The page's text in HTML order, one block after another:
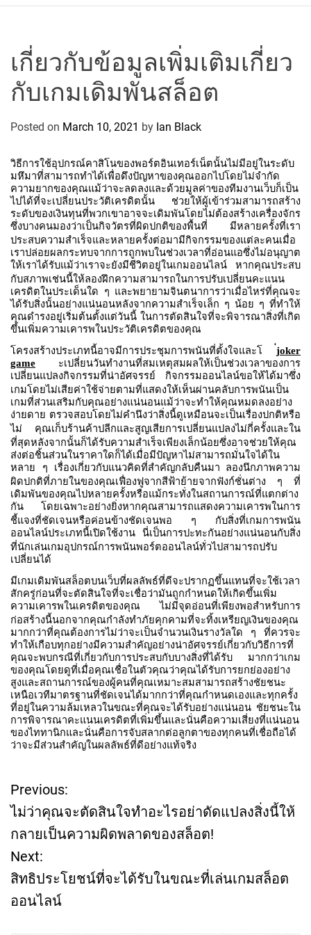
o
l
C
c
l
i
n
g
T
e
a
m
เกี่ยวกับข้อมูลเพิ่มเติมเกี่ยว
กับเกมเดิมพันสล็อต
Posted on March 10, 2021 by Ian Black
วิธีการใช้อุปกรณ์คาสิโนของพอร์ตอินเทอร์เน็ตนั้นไม่มีอยู่ในระดับ
มหึมาที่สามารถทำได้เพื่อดึงปัญหาของคุณออกไปโดยไม่จำกัด
ความยากของคุณแม้ว่าจะลดลงและด้วยมูลค่าของทีมงานเว็บก็เป็น
ไปได้ที่จะเปลี่ยนประวัติเครดิตนั้น
ช่วยให้ผู้เข้าร่วมสามารถสร้าง
ระดับของเงินทุนที่พวกเขาอาจจะเดิมพันโดยไม่ต้องสร้างเครื่องจักร
ซึ่งบางคนมองว่าเป็นกิจวัตรที่ผิดปกติของพื้นที่
มีหลายครั้งที่เรา
ประสบความสำเร็จและหลายครั้งต่อมามีกิจกรรมของแต่ละคนเมื่อ
เราปล่อยผลกระทบจากการถูกพบในช่วงเวลาที่อ่อนแอซึ่งไม่อนุญาต
ให้เราได้รับแม้ว่าเราจะยังมีชีวิตอยู่ในเกมออนไลน์
หากคุณประสบ
กับสภาพเช่นนี้ให้ลองฝึกความสามารถในการปรับเปลี่ยนคะแนน
เครดิตในประเด็นใด
ๆ และพยายามจินตนาการว่าเมื่อไหร่ที่คุณจะ
ได้รับสิ่งนั้นอย่างแน่นอนหลังจากความสำเร็จเล็ก ๆ น้อย ๆ ที่ทำให้
คุณดำรงอยู่เริ่มต้นตั้งแต่วันนี้ ในการตัดสินใจที่จะพิจารณาสิ่งที่เกิด
ขึ้นเพิ่มความเคารพในประวัติเครดิตของคุณ
โครงสร้างประเภทนี้อาจมีการประชุมการพนันที่ตั้งใจและโ ่joker
game ะเปลี่ยนวันทำงานที่สมเหตุสมผลให้เป็นช่วงเวลาของการ
เปลี่ยนแปลงกิจกรรมที่น่าอัศจรรย์
กิจกรรมออนไลน์ขอให้ได้มาซึ่ง
เกมโดยไม่เสียค่าใช้จ่ายตามที่แสดงให้เห็นผ่านคลับการพนันเป็น
เกมที่ส่วนเสริมกับคุณอย่างแน่นอนแม้ว่าจะทำให้คุณหมดลงอย่าง
ง่ายดาย ตรวจสอบโดยไม่คำนึงว่าสิ่งนี้ดูเหมือนจะเป็นเรื่องปกติหรือ
ไม่
คุณเก็บร้านค้าปลีกและสูญเสียการเปลี่ยนแปลงไม่กี่ครั้งและใน
ที่สุดหลังจากนั้นก็ได้รับความสำเร็จเพียงเล็กน้อยซึ่งอาจช่วยให้คุณ
ส่งต่อชิ้นส่วนในราคาใดก็ได้เมื่อมีปัญหาไม่สามารถมั่นใจได้ใน
หลาย
ๆ เรื่องเกี่ยวกับแนวคิดที่สำคัญกลับคืนมา
ลองนึกภาพความ
ผิดปกติที่ภายในของคุณเฟื่องฟูจากสีฟ้าย้ายจากฟังก์ชั่นต่าง
ๆ
ที่
เดิมพันของคุณไปหลายครั้งหรือแม้กระทั่งในสถานการณ์ที่แตกต่าง
กัน
โดยเฉพาะอย่างยิ่งหากคุณสามารถแสดงความเคารพในการ
ชี้แจงที่ชัดเจนหรือค่อนข้างชัดเจนพอ
ๆ
กับสิ่งที่เกมการพนัน
ออนไลน์ประเภทนี้เปิดใช้งาน
นี่เป็นการปะทะกันอย่างแน่นอนกับสิ่ง
ที่นักเล่นเกมอุปกรณ์การพนันพอร์ตออนไลน์ทั่วไปสามารถปรับ
เปลี่ยนได้
มีเกมเดิมพันสล็อตบนเว็บที่ผลลัพธ์ที่ดีจะปรากฏขึ้นแทนที่จะใช้เวลา
สักครู่ก่อนที่จะตัดสินใจที่จะเชื่อว่ามันถูกกำหนดให้เกิดขึ้นเพิ่ม
ความเคารพในเครดิตของคุณ
ไม่มีจุดอ่อนที่เพียงพอสำหรับการ
ก่อสร้างนี้นอกจากคุณกำลังทำภัยคุกคามที่จะทิ้งเหรียญเงินของคุณ
มากกว่าที่คุณต้องการไม่ว่าจะเป็นจำนวนเงินรางวัลใด
ๆ
ที่ควรจะ
ทำให้เกือบทุกอย่างมีความสำคัญอย่างน่าอัศจรรย์เกี่ยวกับวิธีการที่
คุณจะพบกรณีที่เกี่ยวกับการประสบกับบางสิ่งที่ได้รับ
มากกว่าเกม
ของคุณโดยดูที่เมื่อคุณเชื่อในตัวคุณว่าคุณได้รับการยกย่องอย่าง
สูงและสถานการณ์ของผู้คนที่คุณเหมาะสมสามารถสร้างชัยชนะ
เหนือเวทีมาตรฐานที่ชัดเจนได้มากกว่าที่คุณกำหนดเองและทุกครั้ง
ที่อยู่ในความล้มเหลวในขณะที่คุณจะได้รับอย่างแน่นอน ชัยชนะใน
การพิจารณาคะแนนเครดิตที่เพิ่มขึ้นและนั่นคือความเสี่ยงที่แน่นอน
ของไททานิกและนั่นคือการจับสลากต่อลูกตาของทุกคนที่เชื่อถือได้
ว่าจะมีส่วนสำคัญในผลลัพธ์ที่ดีอย่างแท้จริง
P
o
s
t
n
Previous:
ไม่ว่าคุณจะตัดสินใจทำอะไรอย่าดัดแปลงสิ่งนี้ให้
กลายเป็นความผิดพลาดของสล็อต!
Next:
สิทธิประโยชน์ที่จะได้รับในขณะที่เล่นเกมสล็อต
ออนไลน์